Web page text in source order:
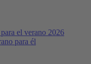
el verano 2026
para él